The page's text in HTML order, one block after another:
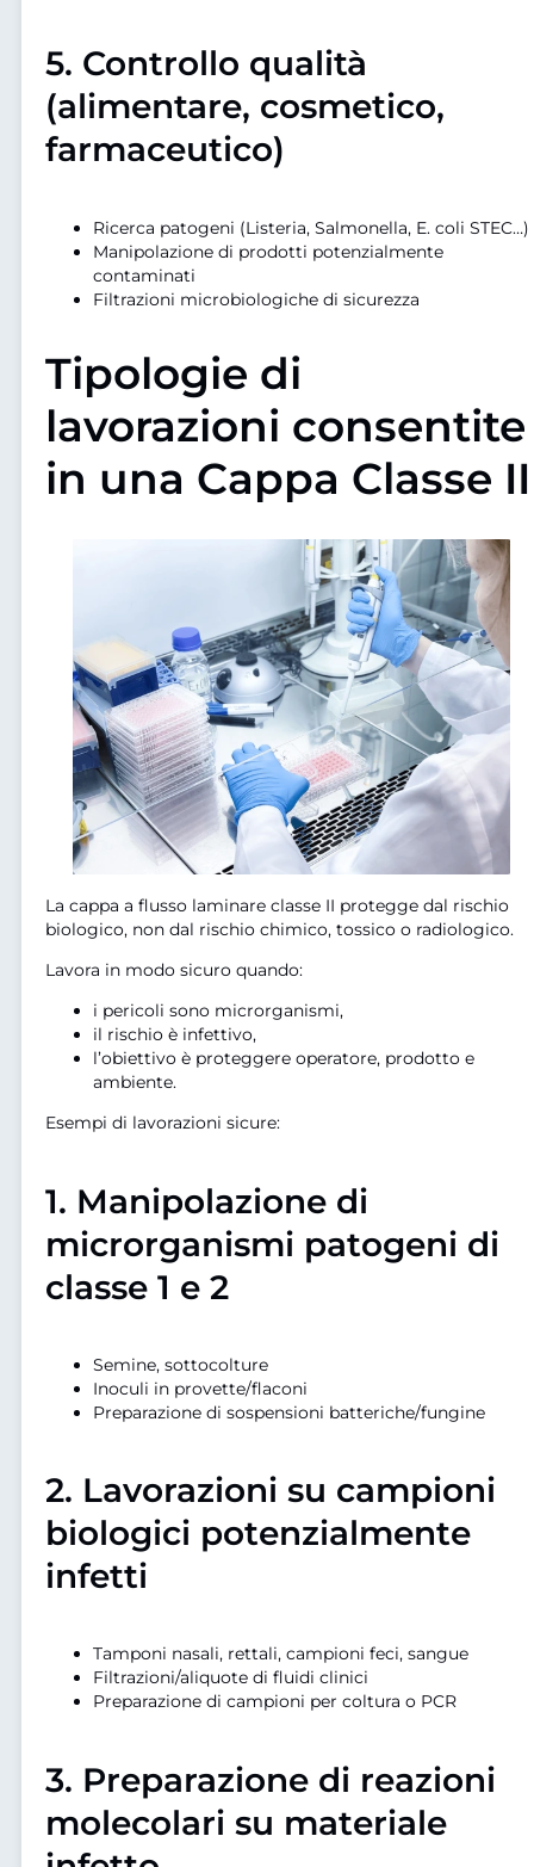
5. Controllo qualità
(alimentare, cosmetico,
farmaceutico)
Ricerca patogeni (Listeria, Salmonella, E. coli STEC…)
Manipolazione di prodotti potenzialmente
contaminati
Filtrazioni microbiologiche di sicurezza
Tipologie di
lavorazioni consentite
in una Cappa Classe II
La cappa a flusso laminare classe II protegge dal rischio
biologico, non dal rischio chimico, tossico o radiologico.
Lavora in modo sicuro quando:
i pericoli sono microrganismi,
il rischio è infettivo,
l’obiettivo è proteggere operatore, prodotto e
ambiente.
Esempi di lavorazioni sicure:
1. Manipolazione di
microrganismi patogeni di
classe 1 e 2
Semine, sottocolture
Inoculi in provette/flaconi
Preparazione di sospensioni batteriche/fungine
2. Lavorazioni su campioni
biologici potenzialmente
infetti
Tamponi nasali, rettali, campioni feci, sangue
Filtrazioni/aliquote di fluidi clinici
Preparazione di campioni per coltura o PCR
3. Preparazione di reazioni
molecolari su materiale